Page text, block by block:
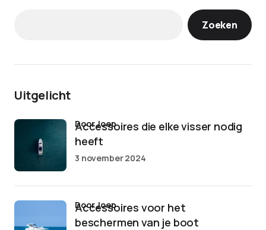
Zoeken
Uitgelicht
Accessoires die elke visser nodig
heeft
door Joep
3 november 2024
Accessoires voor het
beschermen van je boot
door Joep